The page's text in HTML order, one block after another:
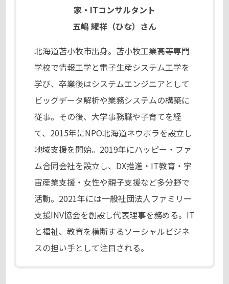
家・ITコンサルタント
五嶋 耀祥（ひな）さん
北海道苫小牧市出身。苫小牧工業高等専門
学校で情報工学と電子生産システム工学を
学び、卒業後はシステムエンジニアとして
ビッグデータ解析や業務システムの構築に
従事。その後、大学事務職や子育てを経
て、2015年にNPO北海道ネウボラを設立し
地域支援を開始。2019年にハッピー・ファ
ム合同会社を設立し、DX推進・IT教育・宇
宙産業支援・女性や親子支援など多分野で
活動。2021年には一般社団法人ファミリー
支援INV協会を創設し代表理事を務める。IT
と福祉、教育を横断するソーシャルビジネ
スの担い手として注目される。